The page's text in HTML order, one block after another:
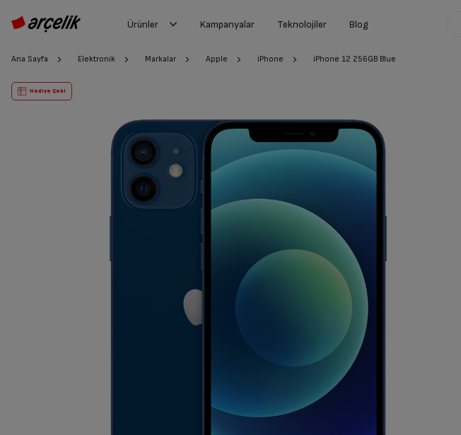
Ürünler Kampanyalar Teknolojiler Blog
Ana Sayfa Elektronik Markalar Apple iPhone iPhone 12 256GB Blue
Hediye Çeki